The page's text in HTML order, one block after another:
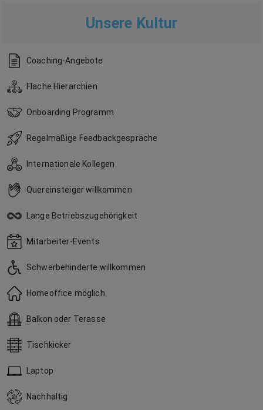
Unsere Kultur
Coaching-Angebote
Flache Hierarchien
Onboarding Programm
Regelmäßige Feedbackgespräche
Internationale Kollegen
Quereinsteiger willkommen
Lange Betriebszugehörigkeit
Mitarbeiter-Events
Schwerbehinderte willkommen
Homeoffice möglich
Balkon oder Terasse
Tischkicker
Laptop
Nachhaltig